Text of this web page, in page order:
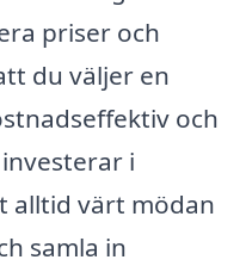
priser och
du väljer en
och
i
alltid värt mödan
samla in